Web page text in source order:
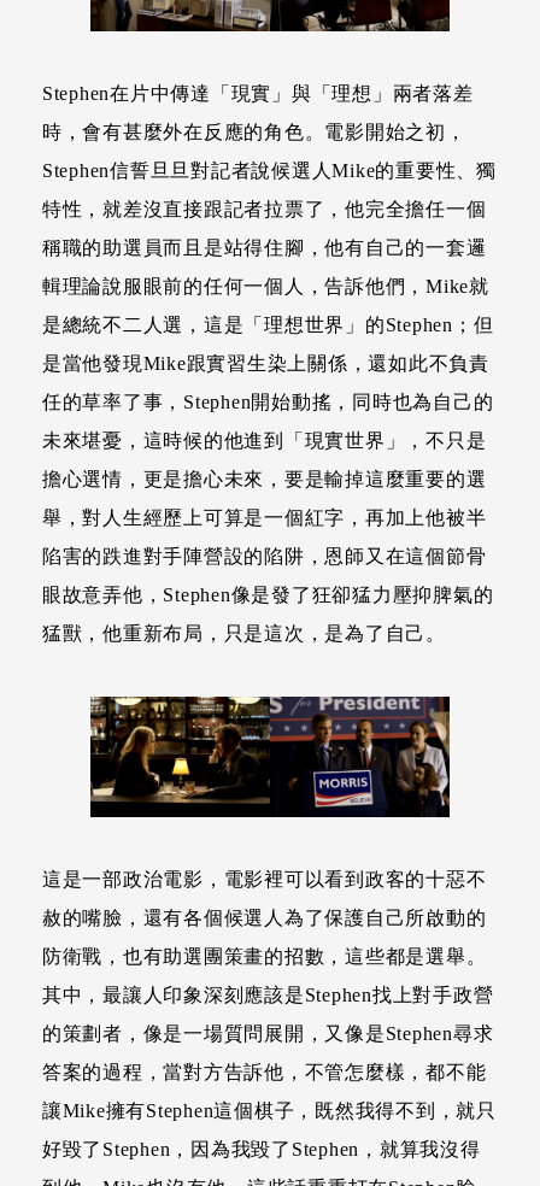
Stephen在片中傳達「現實」與「理想」兩者落差
時，會有甚麼外在反應的角色。電影開始之初，
Stephen信誓旦旦對記者說候選人Mike的重要性、獨
特性，就差沒直接跟記者拉票了，他完全擔任一個
稱職的助選員而且是站得住腳，他有自己的一套邏
輯理論說服眼前的任何一個人，告訴他們，Mike就
是總統不二人選，這是「理想世界」的Stephen；但
是當他發現Mike跟實習生染上關係，還如此不負責
任的草率了事，Stephen開始動搖，同時也為自己的
未來堪憂，這時候的他進到「現實世界」，不只是
擔心選情，更是擔心未來，要是輸掉這麼重要的選
舉，對人生經歷上可算是一個紅字，再加上他被半
陷害的跌進對手陣營設的陷阱，恩師又在這個節骨
眼故意弄他，Stephen像是發了狂卻猛力壓抑脾氣的
猛獸，他重新布局，只是這次，是為了自己。
這是一部政治電影，電影裡可以看到政客的十惡不
赦的嘴臉，還有各個候選人為了保護自己所啟動的
防衛戰，也有助選團策畫的招數，這些都是選舉。
其中，最讓人印象深刻應該是Stephen找上對手政營
的策劃者，像是一場質問展開，又像是Stephen尋求
答案的過程，當對方告訴他，不管怎麼樣，都不能
讓Mike擁有Stephen這個棋子，既然我得不到，就只
好毀了Stephen，因為我毀了Stephen，就算我沒得